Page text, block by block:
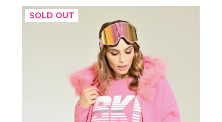
SOLD OUT